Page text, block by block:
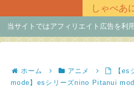
しゃべあ
当サイトではアフィリエイト広告を利
ホーム アニメ
【
mode】esシリーズnino Pitanui